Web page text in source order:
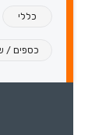
כללי
כספים /